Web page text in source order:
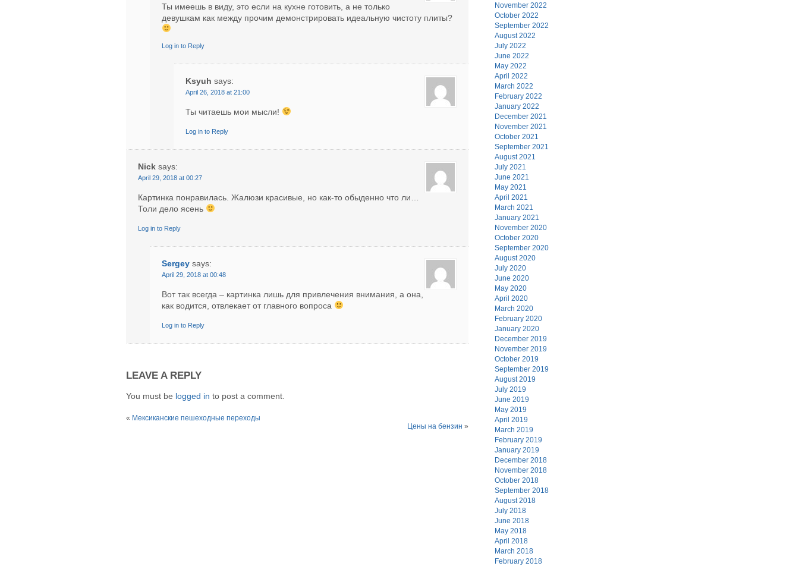
Ты имеешь в виду, это если на кухне готовить, а не только
девушкам как между прочим демонстрировать идеальную чистоту плиты?
Log in to Reply
Ksyuh says:
April 26, 2018 at 21:00
Ты читаешь мои мысли!
Log in to Reply
Nick says:
April 29, 2018 at 00:27
Картинка понравилась. Жалюзи красивые, но как-то обыденно что ли…
Толи дело ясень
Log in to Reply
Sergey says:
April 29, 2018 at 00:48
Вот так всегда – картинка лишь для привлечения внимания, а она,
как водится, отвлекает от главного вопроса
Log in to Reply
LEAVE A REPLY
You must be logged in to post a comment.
« Мексиканские пешеходные переходы
Цены на бензин »
November 2022
October 2022
September 2022
August 2022
July 2022
June 2022
May 2022
April 2022
March 2022
February 2022
January 2022
December 2021
November 2021
October 2021
September 2021
August 2021
July 2021
June 2021
May 2021
April 2021
March 2021
January 2021
November 2020
October 2020
September 2020
August 2020
July 2020
June 2020
May 2020
April 2020
March 2020
February 2020
January 2020
December 2019
November 2019
October 2019
September 2019
August 2019
July 2019
June 2019
May 2019
April 2019
March 2019
February 2019
January 2019
December 2018
November 2018
October 2018
September 2018
August 2018
July 2018
June 2018
May 2018
April 2018
March 2018
February 2018